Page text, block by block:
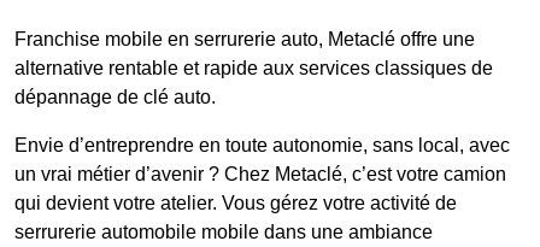
Franchise mobile en serrurerie auto, Metaclé offre une
alternative rentable et rapide aux services classiques de
dépannage de clé auto.
Envie d’entreprendre en toute autonomie, sans local, avec
un vrai métier d’avenir ? Chez Metaclé, c’est votre camion
qui devient votre atelier. Vous gérez votre activité de
serrurerie automobile mobile dans une ambiance